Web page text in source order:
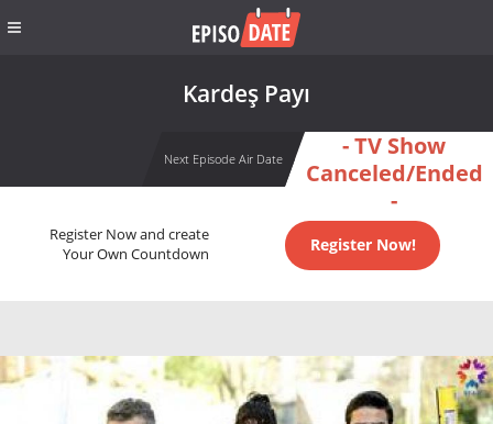
Kardeş Payı
Next Episode Air Date
- TV Show
Canceled/Ended
-
Register Now and create
Your Own Countdown
Register Now!